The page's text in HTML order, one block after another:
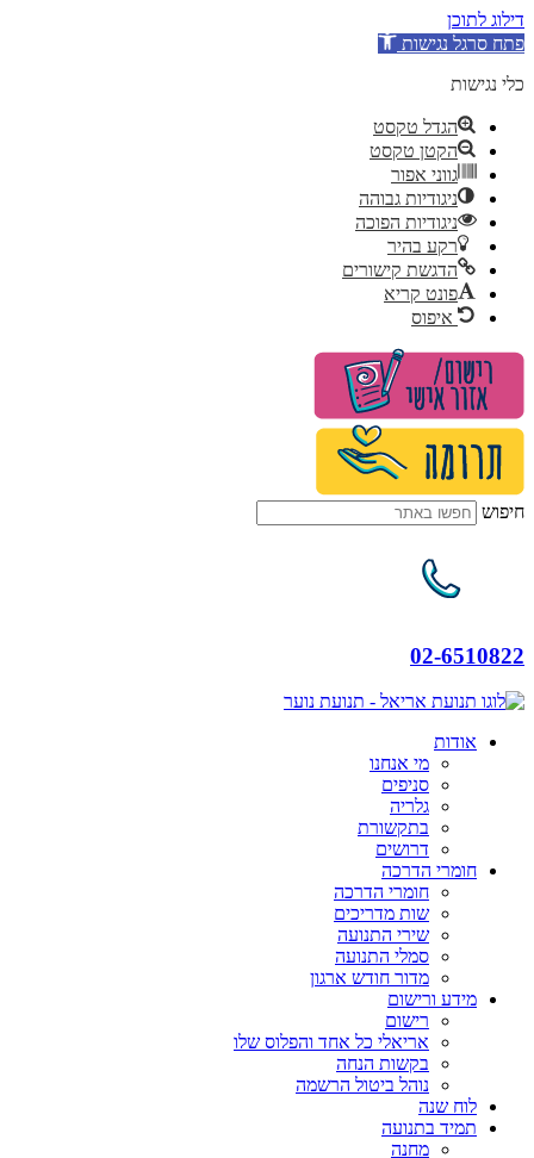
דילוג לתוכן
פתח סרגל נגישות
כלי נגישות
הגדל טקסט
הקטן טקסט
גווני אפור
ניגודיות גבוהה
ניגודיות הפוכה
רקע בהיר
הדגשת קישורים
פונט קריא
איפוס
דלג
חיפוש
02-6510822
אודות
מי אנחנו
סניפים
גלריה
בתקשורת
דרושים
חומרי הדרכה
חומרי הדרכה
שות מדריכים
שירי התנועה
סמלי התנועה
מדור חודש ארגון
מידע ורישום
רישום
אריאלי כל אחד והפלוס שלו
בקשות הנחה
נוהל ביטול הרשמה
לוח שנה
תמיד בתנועה
מחנה